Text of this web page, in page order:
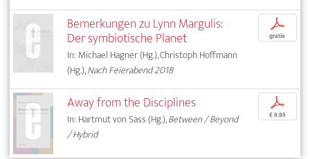
Bemerkungen zu Lynn Margulis:
Der symbiotische Planet
In: Michael Hagner (Hg.), Christoph Hoffmann
(Hg.),Nach Feierabend 2018
p
gratis
Away from the Disciplines
In: Hartmut von Sass (Hg.),Between / Beyond
/ Hybrid
p
€ 9,95